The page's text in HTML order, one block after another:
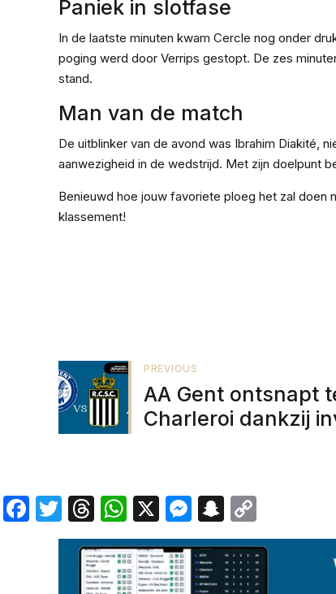
Paniek in slotfase
In de laatste minuten kwam Cercle nog onder
poging werd door Verrips gestopt. De zes
stand.
Man van de match
De uitblinker van de avond was Ibrahim Diakité,
aanwezigheid in de wedstrijd. Met zijn doelpunt
Benieuwd hoe jouw favoriete ploeg het zal doen
klassement!
PREVIOUS
AA Gent ontsnapt
Charleroi dankzij
Facebook
Twitter
Threads
WhatsApp
X Messenger
Snapchat
Link